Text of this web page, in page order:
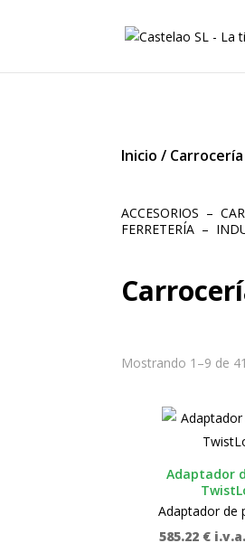
Inicio / Carrocería
ACCESORIOS –
FERRETERÍA –
Mostrando 1–9 de
Adaptador
Adaptador de
585.22 €